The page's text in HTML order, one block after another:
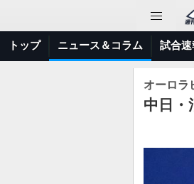
トップ ニュース＆コラム 試合速
オーロラ
中日